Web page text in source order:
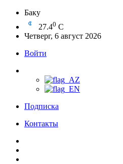
Баку
27.40 C
Четверг, 6 август 2026
Войти
Подписка
Контакты